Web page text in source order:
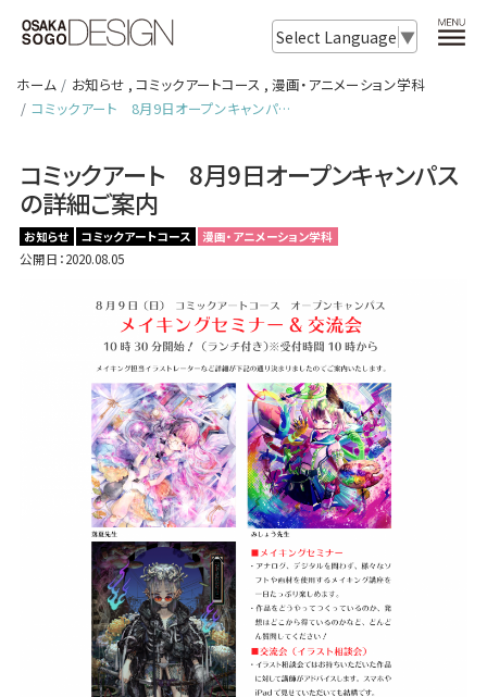
Select Language ▼
ホーム お知らせ , コミックアートコース , 漫画・アニメーション学科
コミックアート 8月9日オープンキャンパ…
コミックアート 8月9日オープンキャンパス
の詳細ご案内
お知らせ コミックアートコース 漫画・アニメーション学科
公開日：2020.08.05